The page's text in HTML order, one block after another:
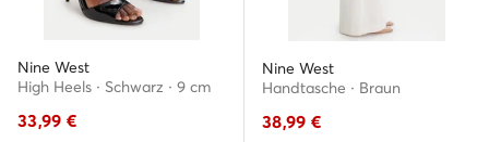
Nine West
High Heels · Schwarz · 9 cm
33,99 €
Nine West
Handtasche · Braun
38,99 €